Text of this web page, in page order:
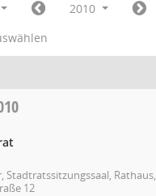
2010
Stadtratssitzungssaal, Rathaus,
12